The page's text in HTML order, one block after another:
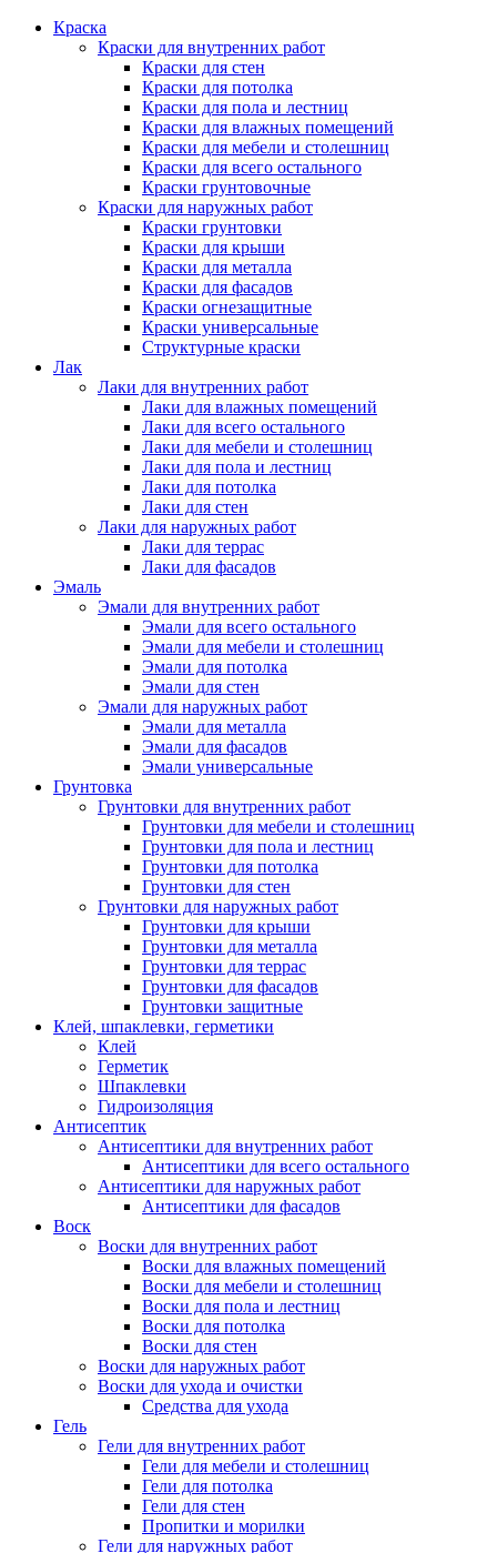
Краска
Краски для внутренних работ
Краски для стен
Краски для потолка
Краски для пола и лестниц
Краски для влажных помещений
Краски для мебели и столешниц
Краски для всего остального
Краски грунтовочные
Краски для наружных работ
Краски грунтовки
Краски для крыши
Краски для металла
Краски для фасадов
Краски огнезащитные
Краски универсальные
Структурные краски
Лак
Лаки для внутренних работ
Лаки для влажных помещений
Лаки для всего остального
Лаки для мебели и столешниц
Лаки для пола и лестниц
Лаки для потолка
Лаки для стен
Лаки для наружных работ
Лаки для террас
Лаки для фасадов
Эмаль
Эмали для внутренних работ
Эмали для всего остального
Эмали для мебели и столешниц
Эмали для потолка
Эмали для стен
Эмали для наружных работ
Эмали для металла
Эмали для фасадов
Эмали универсальные
Грунтовка
Грунтовки для внутренних работ
Грунтовки для мебели и столешниц
Грунтовки для пола и лестниц
Грунтовки для потолка
Грунтовки для стен
Грунтовки для наружных работ
Грунтовки для крыши
Грунтовки для металла
Грунтовки для террас
Грунтовки для фасадов
Грунтовки защитные
Клей, шпаклевки, герметики
Клей
Герметик
Шпаклевки
Гидроизоляция
Антисептик
Антисептики для внутренних работ
Антисептики для всего остального
Антисептики для наружных работ
Антисептики для фасадов
Воск
Воски для внутренних работ
Воски для влажных помещений
Воски для мебели и столешниц
Воски для пола и лестниц
Воски для потолка
Воски для стен
Воски для наружных работ
Воски для ухода и очистки
Средства для ухода
Гель
Гели для внутренних работ
Гели для мебели и столешниц
Гели для потолка
Гели для стен
Пропитки и морилки
Гели для наружных работ